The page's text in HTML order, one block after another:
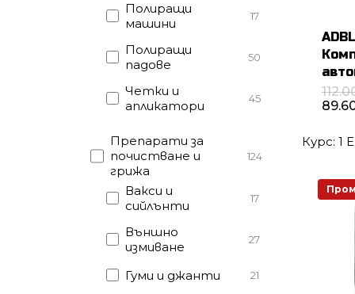
Полиращи
машини
17
Полиращи
падове
50
Четки и
апликатори
45
Препарати за
почистване и
грижа
124
Вакси и
сийлънти
17
Външно
измиване
27
Гуми и джанти 21
Курс: 1